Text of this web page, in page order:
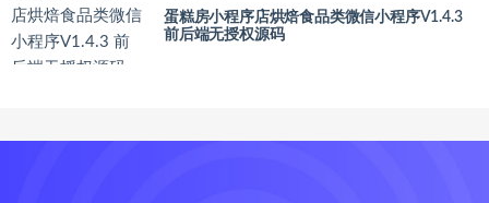
蛋糕房小程序店烘焙食品类微信小程序V1.4.3
前后端无授权源码